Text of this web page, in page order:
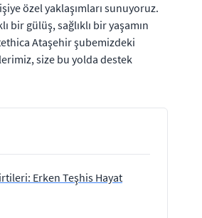
özel yaklaşımları sunuyoruz.
bir gülüş, sağlıklı bir yaşamın
Ataşehir şubemizdeki
size bu yolda destek
Erken Teşhis Hayat